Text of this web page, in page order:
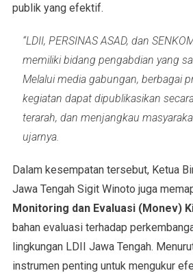
publik yang efektif.
“LDII, PERSINAS ASAD, dan
memiliki bidang pengabdian yang
Melalui media gabungan, berbagai
kegiatan dapat dipublikasikan
terarah, dan menjangkau
ujarnya.
Dalam kesempatan tersebut, Ketua
Jawa Tengah Sigit Winoto juga
Monitoring dan Evaluasi (Monev)
bahan evaluasi terhadap
lingkungan LDII Jawa Tengah.
instrumen penting untuk mengukur